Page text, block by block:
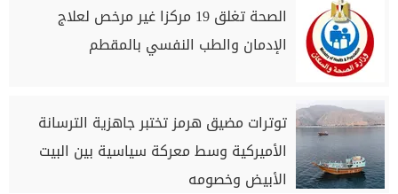
الصحة تغلق 19 مركزا غير مرخص لعلاج
الإدمان والطب النفسي بالمقطم
توترات مضيق هرمز تختبر جاهزية الترسانة
الأميركية وسط معركة سياسية بين البيت
الأبيض وخصومه